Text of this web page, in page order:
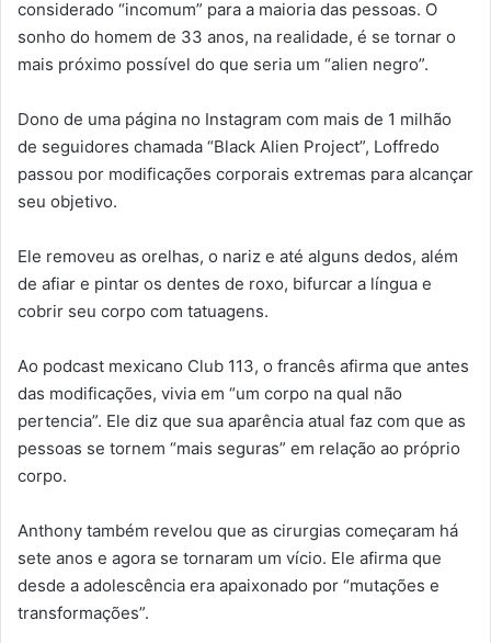
considerado “incomum” para a maioria das pessoas. O
sonho do homem de 33 anos, na realidade, é se tornar o
mais próximo possível do que seria um “alien negro”.
Dono de uma página no Instagram com mais de 1 milhão
de seguidores chamada “Black Alien Project”, Loffredo
passou por modificações corporais extremas para alcançar
seu objetivo.
Ele removeu as orelhas, o nariz e até alguns dedos, além
de afiar e pintar os dentes de roxo, bifurcar a língua e
cobrir seu corpo com tatuagens.
Ao podcast mexicano Club 113, o francês afirma que antes
das modificações, vivia em “um corpo na qual não
pertencia”. Ele diz que sua aparência atual faz com que as
pessoas se tornem “mais seguras” em relação ao próprio
corpo.
Anthony também revelou que as cirurgias começaram há
sete anos e agora se tornaram um vício. Ele afirma que
desde a adolescência era apaixonado por “mutações e
transformações”.